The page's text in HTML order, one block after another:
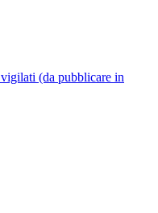
(da pubblicare in